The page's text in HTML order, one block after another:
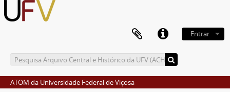
Entrar
ATOM da Universidade Federal de Viçosa